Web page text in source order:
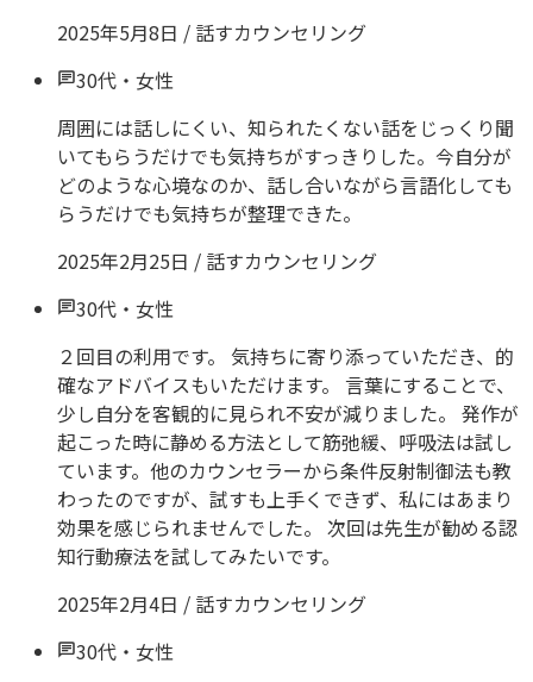
2025年5月8日 / 話すカウンセリング
30代 ・ 女性
周囲には話しにくい、知られたくない話をじっくり聞
いてもらうだけでも気持ちがすっきりした。今自分が
どのような心境なのか、話し合いながら言語化しても
らうだけでも気持ちが整理できた。
2025年2月25日 / 話すカウンセリング
30代 ・ 女性
２回目の利用です。 気持ちに寄り添っていただき、的
確なアドバイスもいただけます。 言葉にすることで、
少し自分を客観的に見られ不安が減りました。 発作が
起こった時に静める方法として筋弛緩、呼吸法は試し
ています。他のカウンセラーから条件反射制御法も教
わったのですが、試すも上手くできず、私にはあまり
効果を感じられませんでした。 次回は先生が勧める認
知行動療法を試してみたいです。
2025年2月4日 / 話すカウンセリング
30代 ・ 女性